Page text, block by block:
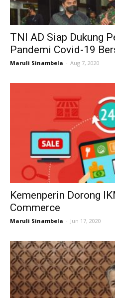
TNI AD Siap Dukung
Pandemi Covid-19
Maruli Sinambela - Aug 7, 2020
Kemenperin Dorong
Commerce
Maruli Sinambela - Jun 17, 2020